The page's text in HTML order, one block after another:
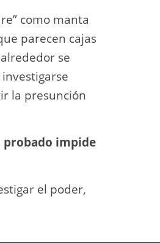
como manta
parecen cajas
se
la presunción
probado impide
el poder,